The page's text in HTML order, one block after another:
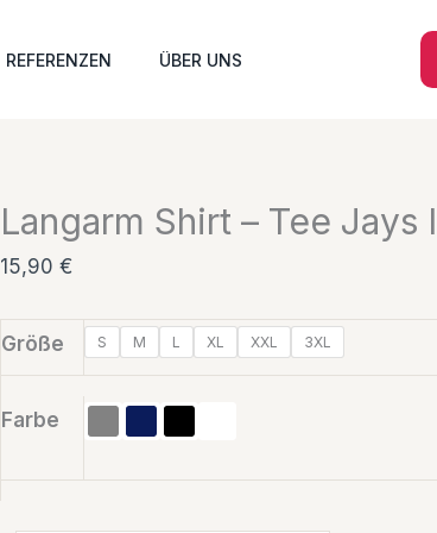
REFERENZEN ÜBER UNS
Langarm Shirt – Tee
15,90€
Größe S M L XL XXL 3XL
Farbe
Shirt
T-
Menge